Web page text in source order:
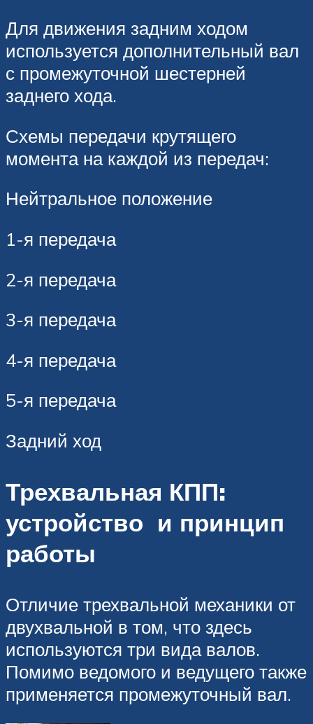
Для движения задним ходом
используется дополнительный вал
с промежуточной шестерней
заднего хода.
Схемы передачи крутящего
момента на каждой из передач:
Нейтральное положение
1-я передача
2-я передача
3-я передача
4-я передача
5-я передача
Задний ход
Трехвальная КПП:
устройство и принцип
работы
Отличие трехвальной механики от
двухвальной в том, что здесь
используются три вида валов.
Помимо ведомого и ведущего также
применяется промежуточный вал.